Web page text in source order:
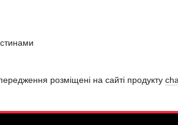
розміщені на сайті продукту